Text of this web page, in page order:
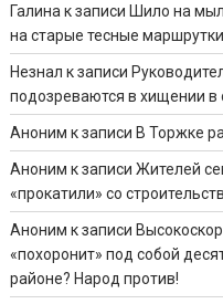
Галина к записиШило на
на старые тесные маршрутки.
Незнал к записи
подозреваются в хищении в
Аноним к записиВ Торжке
Аноним к записиЖителей
«прокатили» со
Аноним к записи
«похоронит» под собой
районе? Народ против!